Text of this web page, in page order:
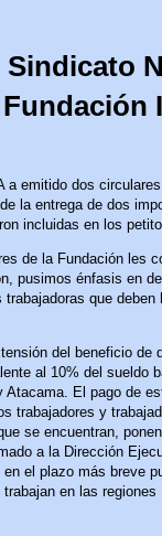
a emitido dos
la entrega de dos
incluidas en los
de la Fundación les
pusimos énfasis en
trabajadoras que
del beneficio de
al 10% del sueldo
Atacama. El pago de
trabajadores y
se encuentran,
a la Dirección
el plazo más breve
trabajan en las